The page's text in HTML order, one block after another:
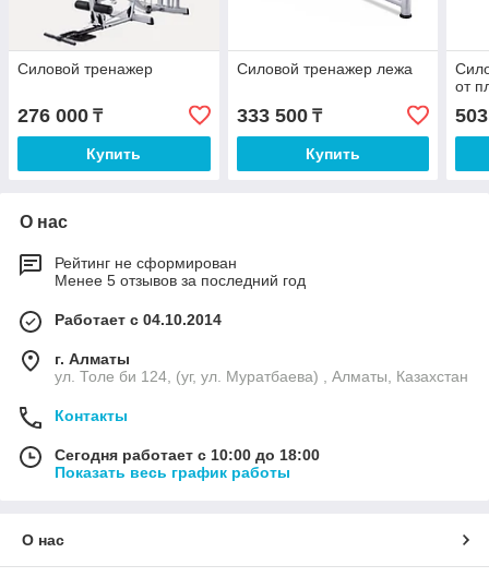
Силовой тренажер
276 000 ₸
Купить
Силовой тренажер лежа
333 500₸
Купить
от
О нас
Рейтинг не сформирован
Менее 5 отзывов за последний год
Работает с 04.10.2014
г. Алматы
ул. Толе би 124, (уг, ул. Муратбаева) , Алматы, Казахстан
Контакты
Сегодня работает с 10:00 до 18:00
Показать весь график работы
О нас